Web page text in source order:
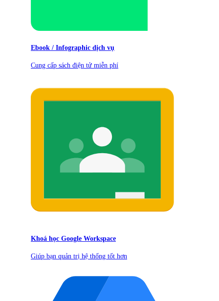
Ebook / Infographic dịch vụ
Cung cấp sách điện tử miễn phí
Khoá học Google Workspace
Giúp bạn quản trị hệ thống tốt hơn